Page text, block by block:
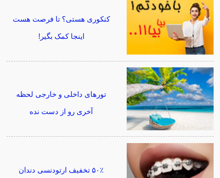
کنکوری هستی؟ تا فرصت هست
اینجا کمک بگیر!
تورهای داخلی و خارجی لحظه
آخری رو از دست نده
۵۰٪ تخفیف ارتودنسی دندان